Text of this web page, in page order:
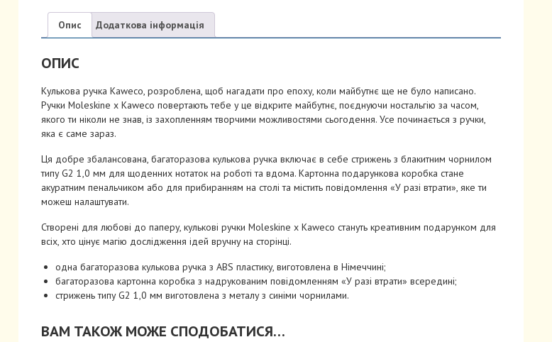
мм
Опис Додаткова інформація
ОПИС
Кулькова ручка Kaweco, розроблена, щоб нагадати про епоху, коли майбутнє ще не було написано.
Ручки Moleskine x Kaweco повертають тебе у це відкрите майбутнє, поєднуючи ностальгію за часом,
якого ти ніколи не знав, із захопленням творчими можливостями сьогодення. Усе починається з ручки,
яка є саме зараз.
Ця добре збалансована, багаторазова кулькова ручка включає в себе стрижень з блакитним чорнилом
типу G2 1,0 мм для щоденних нотаток на роботі та вдома. Картонна подарункова коробка стане
акуратним пенальчиком або для прибиранням на столі та містить повідомлення «У разі втрати», яке ти
можеш налаштувати.
Створені для любові до паперу, кулькові ручки Moleskine x Kaweco стануть креативним подарунком для
всіх, хто цінує магію дослідження ідей вручну на сторінці.
одна багаторазова кулькова ручка з ABS пластику, виготовлена в Німеччині;
багаторазова картонна коробка з надрукованим повідомленням «У разі втрати» всередині;
стрижень типу G2 1,0 мм виготовлена з металу з синіми чорнилами.
ВАМ ТАКОЖ МОЖЕ СПОДОБАТИСЯ…